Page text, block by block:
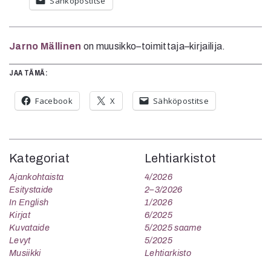
Jarno Mällinen on muusikko–toimittaja–kirjailija.
Kategoriat
Ajankohtaista
Esitystaide
In English
Kirjat
Kuvataide
Levyt
Musiikki
Lehtiarkistot
4/2026
2–3/2026
1/2026
6/2025
5/2025 saame
5/2025
Lehtiarkisto
JAA TÄMÄ:
Facebook X Sähköpostitse